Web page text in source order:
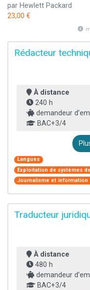
par Hewlett Packard
23,00 €
Rédacteur
À distance
240 h
demandeur
BAC+3/4
Langues
Exploitation de systèmes
Journalisme et information
Traducteur
À distance
480 h
demandeur
BAC+3/4